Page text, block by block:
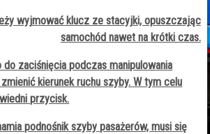
wyjmować klucz ze stacyjki, opuszczając
samochód nawet na krótki czas.
do zaciśnięcia podczas manipulowania
kierunek ruchu szyby. W tym celu
przycisk.
podnośnik szyby pasażerów, musi się